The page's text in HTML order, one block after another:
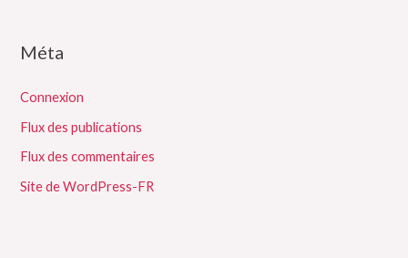
Méta
Connexion
Flux des publications
Flux des commentaires
Site de WordPress-FR